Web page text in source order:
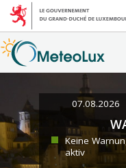
07.08.2026
Keine
aktiv